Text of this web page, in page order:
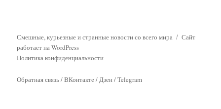
Смешные, курьезные и странные новости со всего мира
Сайт
работает на WordPress
Политика конфиденциальности
Обратная связь/ВКонтакте/Дзен/Telegram